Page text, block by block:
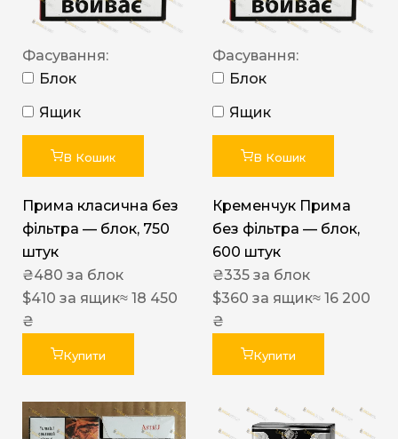
Фасування:
Блок
Ящик
В Кошик
Прима класична без
фільтра — блок, 750
штук
₴480 за блок
$410 за ящик≈ 18 450
₴
Купити
Фасування:
Блок
Ящик
В Кошик
Кременчук Прима
без фільтра — блок,
600 штук
₴335 за блок
$360 за ящик≈ 16 200
₴
Купити